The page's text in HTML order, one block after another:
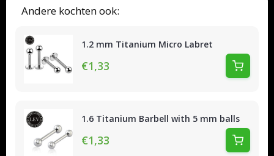
Andere kochten ook:
1.2 mm Titanium Micro Labret
€1,33
1.6 Titanium Barbell with 5 mm balls
€1,33